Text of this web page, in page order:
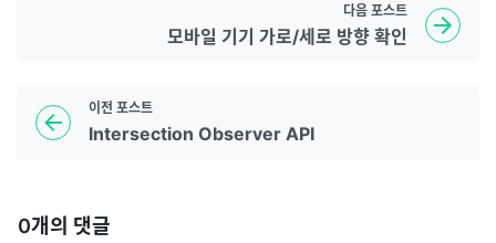
이전 포스트
Intersection Observer API
다음 포스트
모바일 기기 가로/세로 방향 확인
0개의 댓글